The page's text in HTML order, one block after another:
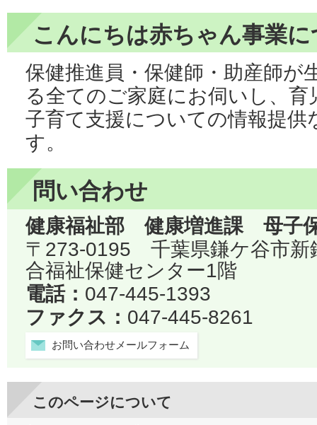
こんにちは赤ちゃん事業
保健推進員・保健師・助産師が
る全てのご家庭にお伺いし、
子育て支援についての情報提供
す。
問い合わせ
健康福祉部 健康増進課 母子
〒273-0195 千葉県鎌ケ谷市
合福祉保健センター1階
電話： 047-445-1393
ファクス： 047-445-8261
お問い合わせメールフォーム
このページについて